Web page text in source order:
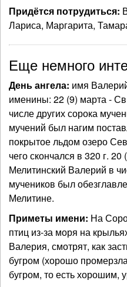
Придётся потрудиться:
Лариса, Маргарита,
Еще немного
День ангела: имя
именины: 22 (9) марта -
числе других сорока
мучений был нагим
покрытое льдом озеро
чего скончался в 320 г.
Мелитинский Валерий в
мучеников был
Мелитине.
Приметы имени: На
птиц из-за моря на
Валерия, смотрят, как
бугром (хорошо
бугром, то есть хорошим,